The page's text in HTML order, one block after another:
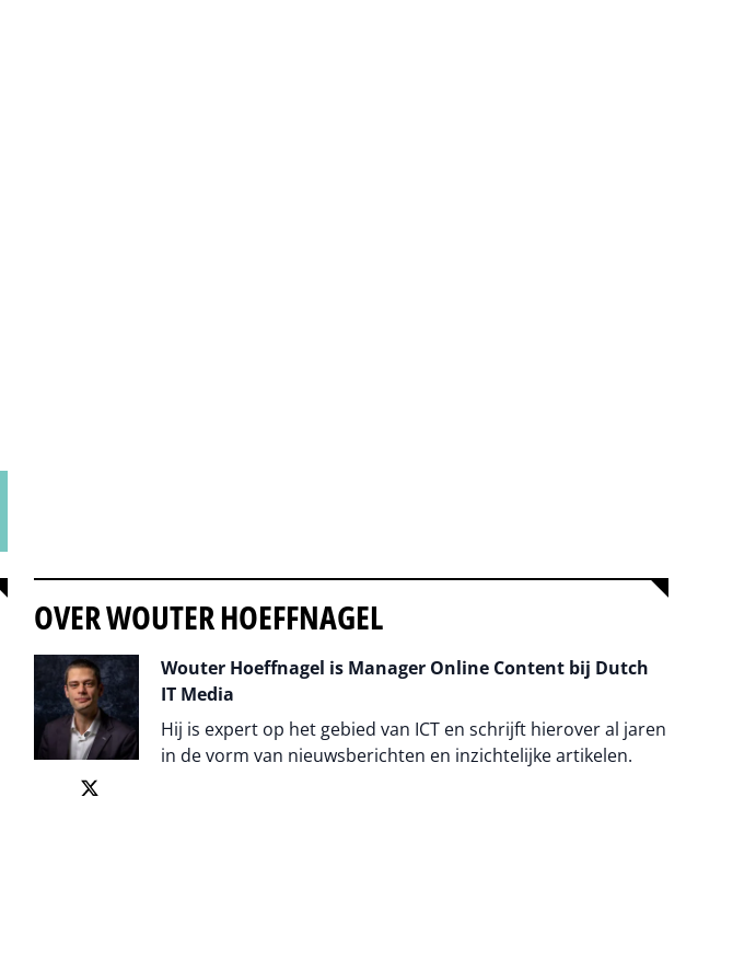
OVER WOUTER HOEFFNAGEL
Wouter Hoeffnagel is Manager Online Content bij Dutch
IT Media
Hij is expert op het gebied van ICT en schrijft hierover al jaren
in de vorm van nieuwsberichten en inzichtelijke artikelen.